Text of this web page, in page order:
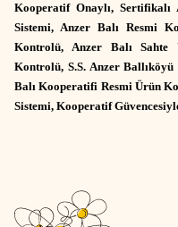
Kooperatif Onaylı,
Sistemi, Anzer Balı Resmi
Kontrolü, Anzer Balı Sahte
Kontrolü, S.S. Anzer
Balı Kooperatifi Resmi Ürün
Sistemi, Kooperatif